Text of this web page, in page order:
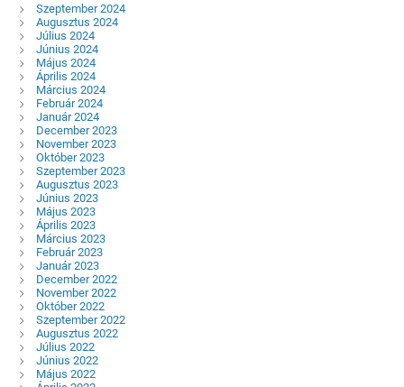
Szeptember 2024
Augusztus 2024
Július 2024
Június 2024
Május 2024
Április 2024
Március 2024
Február 2024
Január 2024
December 2023
November 2023
Október 2023
Szeptember 2023
Augusztus 2023
Június 2023
Május 2023
Április 2023
Március 2023
Február 2023
Január 2023
December 2022
November 2022
Október 2022
Szeptember 2022
Augusztus 2022
Július 2022
Június 2022
Május 2022